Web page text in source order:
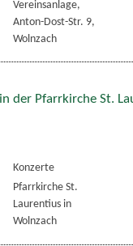
Vereinsanlage,
Anton-Dost-Str. 9,
Wolnzach
der Pfarrkirche St.
Konzerte
Pfarrkirche St.
Laurentius in
Wolnzach